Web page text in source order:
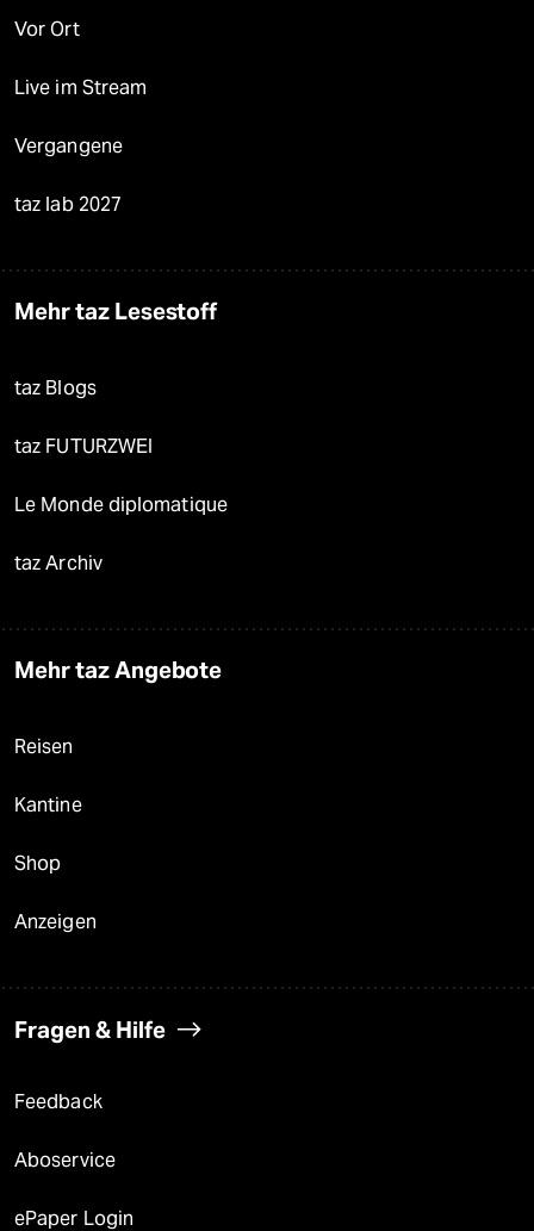
Vor Ort
Live im Stream
Vergangene
taz lab 2027
Mehr taz Lesestoff
taz Blogs
taz FUTURZWEI
Le Monde diplomatique
taz Archiv
Mehr taz Angebote
Reisen
Kantine
Shop
Anzeigen
Fragen & Hilfe
Feedback
Aboservice
ePaper Login